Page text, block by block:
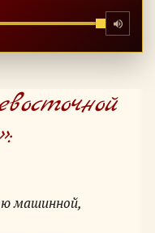
машинной,